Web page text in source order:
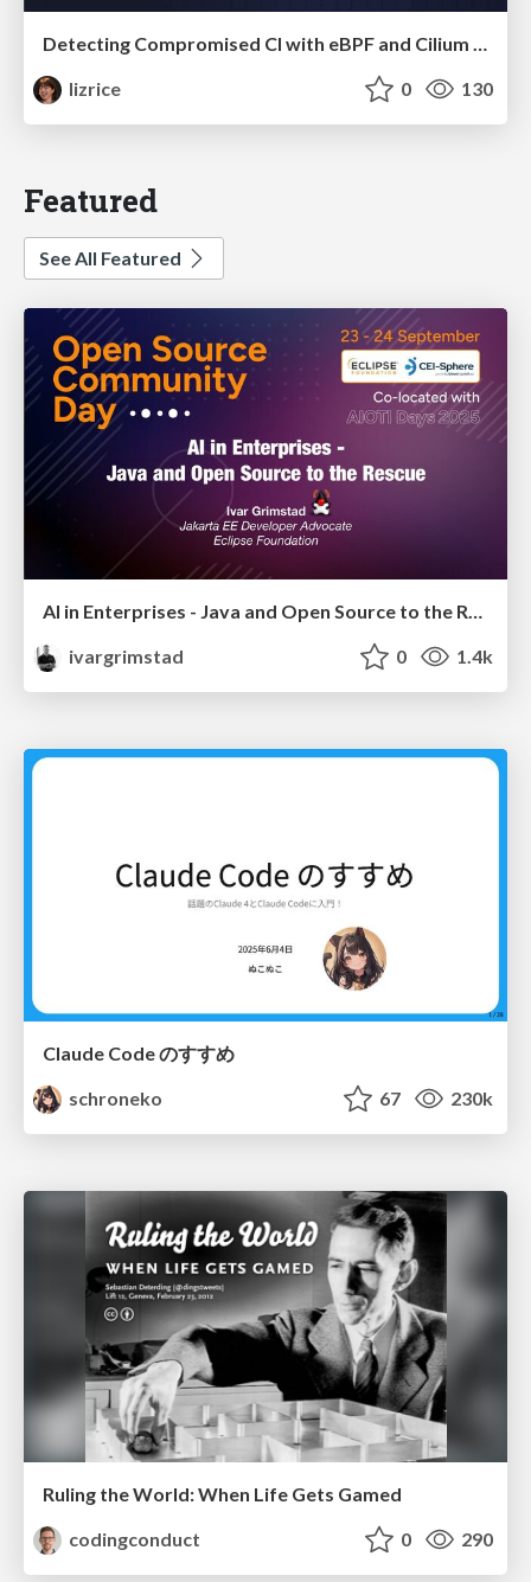
Detecting Compromised CI with eBPF and Cilium Tetragon
lizrice
0 130
Featured
See All Featured
AI in Enterprises - Java and Open Source to the Rescue
ivargrimstad
0 1.4k
Claude Code のすすめ
schroneko
67 230k
Ruling the World: When Life Gets Gamed
codingconduct
0 290